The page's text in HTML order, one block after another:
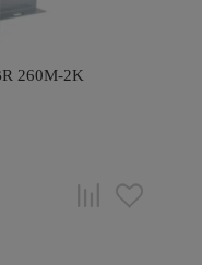
260M-2K